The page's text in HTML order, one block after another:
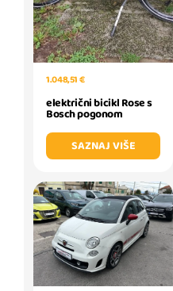
1.048,51 €
električni bicikl Rose s
Bosch pogonom
SAZNAJ VIŠE